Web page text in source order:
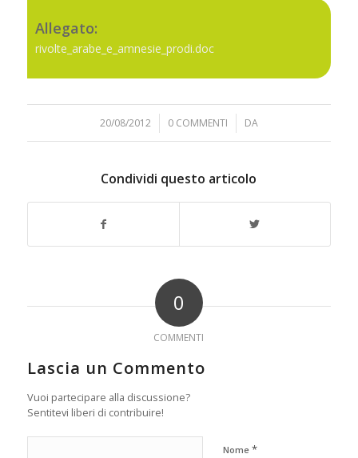
Allegato:
rivolte_arabe_e_amnesie_prodi.doc
20/08/2012
/ 0 COMMENTI
/ DA
Condividi questo articolo
0
COMMENTI
Lascia un Commento
Vuoi partecipare alla discussione?
Sentitevi liberi di contribuire!
Nome *